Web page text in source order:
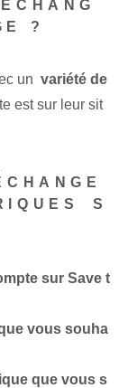
?
un
variété de
est sur leur sit
S
sur Save t
vous souha
que vous s